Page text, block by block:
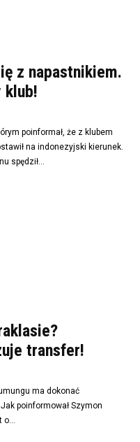
z napastnikiem.
klub!
poinformał, że z klubem
na indonezyjski kierunek.
spędził...
transfer!
ma dokonać
poinformował Szymon